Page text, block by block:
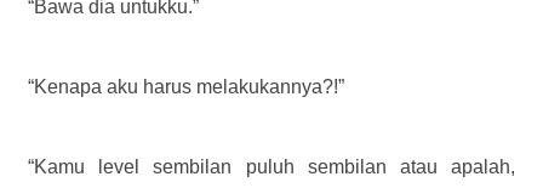
“Bawa dia untukku.”
“Kenapa aku harus melakukannya?!”
“Kamu level sembilan puluh sembilan atau apalah,